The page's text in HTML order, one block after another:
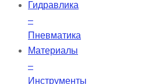
Гидравлика
–
Пневматика
Материалы
–
Инструменты